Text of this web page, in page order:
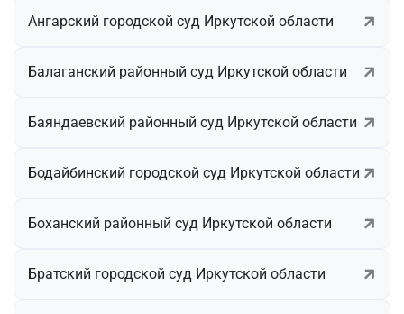
Ангарский городской суд Иркутской области
Балаганский районный суд Иркутской области
Баяндаевский районный суд Иркутской области
Бодайбинский городской суд Иркутской области
Боханский районный суд Иркутской области
Братский городской суд Иркутской области